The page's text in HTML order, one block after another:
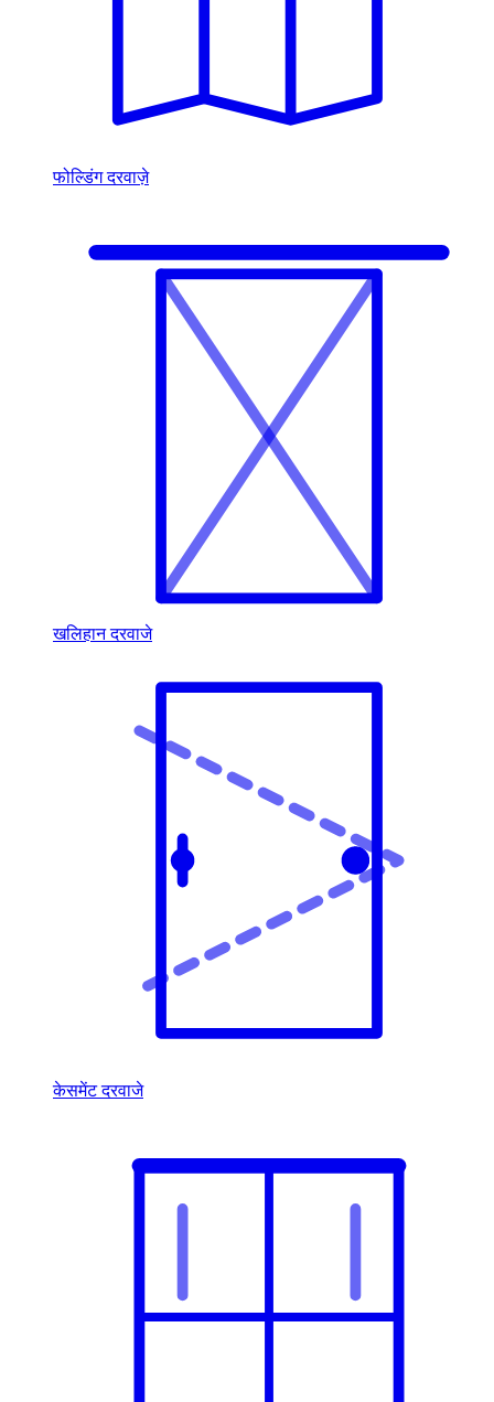
फोल्डिंग दरवाज़े
खलिहान दरवाजे
केसमेंट दरवाजे